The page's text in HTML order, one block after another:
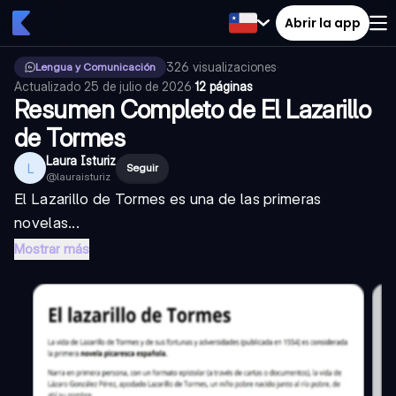
Abrir la app
Lengua y Comunicación 326 visualizaciones·
Actualizado 25 de julio de 2026·12 páginas
Resumen Completo de El Lazarillo
de Tormes
L Laura Isturiz
@lauraisturiz
Seguir
El Lazarillo de Tormes es una de las primeras
novelas...
Mostrar más